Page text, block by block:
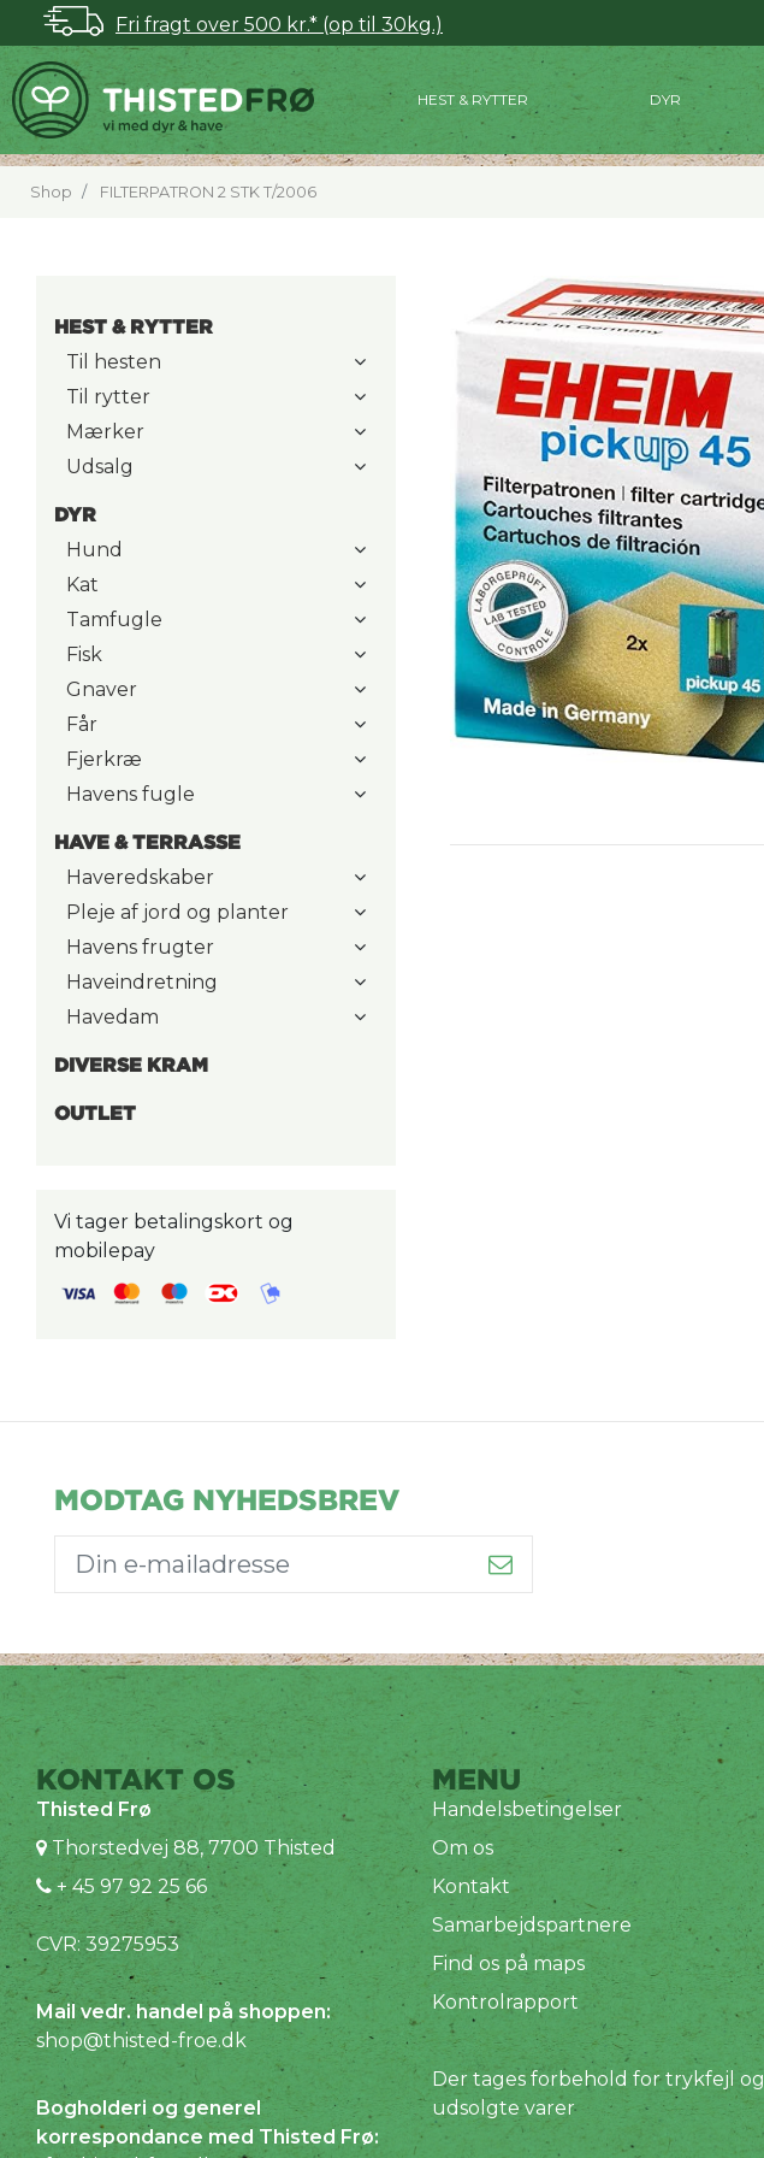
Fri fragt over 500 kr.* (op til 30kg.)
HEST & RYTTER DYR
Shop FILTERPATRON 2 STK T/2006
HEST & RYTTER
Til hesten
Til rytter
Mærker
Udsalg
DYR
Hund
Kat
Tamfugle
Fisk
Gnaver
Får
Fjerkræ
Havens fugle
HAVE & TERRASSE
Haveredskaber
Pleje af jord og planter
Havens frugter
Haveindretning
Havedam
DIVERSE KRAM
OUTLET
Vi tager betalingskort og
mobilepay
MODTAG NYHEDSBREV
KONTAKT OS
Thisted Frø
Thorstedvej 88, 7700 Thisted
+ 45 97 92 25 66
CVR: 39275953
Mail vedr. handel på shoppen:
shop@thisted-froe.dk
Bogholderi og generel
korrespondance med Thisted Frø:
MENU
Handelsbetingelser
Om os
Kontakt
Samarbejdspartnere
Find os på maps
Kontrolrapport
Der tages forbehold for trykfejl og
udsolgte varer